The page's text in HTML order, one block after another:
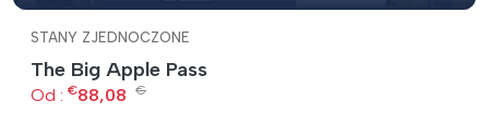
STANY ZJEDNOCZONE
The Big Apple Pass
Od : €88,08 €